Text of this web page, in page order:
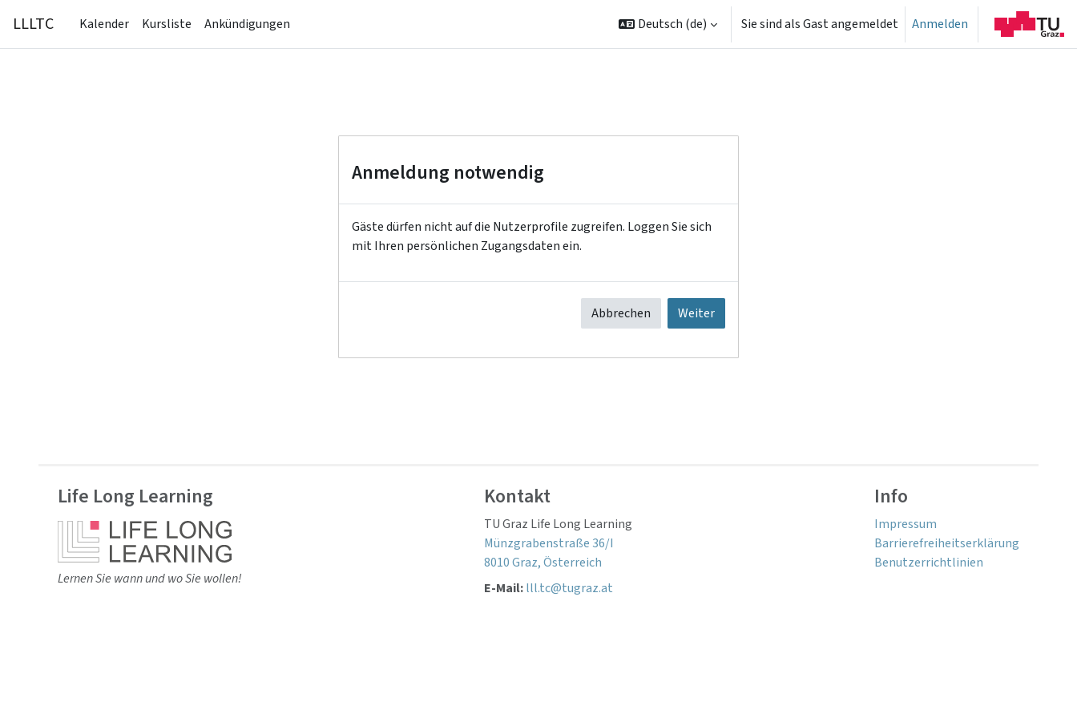
LLLTC Kalender Kursliste Ankündigungen Deutsch ‎(de)‎ Sie sind als Gast angemeldet Anmelden
Anmeldung notwendig
Gäste dürfen nicht auf die Nutzerprofile zugreifen. Loggen Sie sich
mit Ihren persönlichen Zugangsdaten ein.
Abbrechen Weiter
Life Long Learning
Lernen Sie wann und wo Sie wollen!
Kontakt
TU Graz Life Long Learning
Münzgrabenstraße 36/I
8010 Graz, Österreich
E-Mail:lll.tc@tugraz.at
Info
Impressum
Barrierefreiheitserklärung
Benutzerrichtlinien